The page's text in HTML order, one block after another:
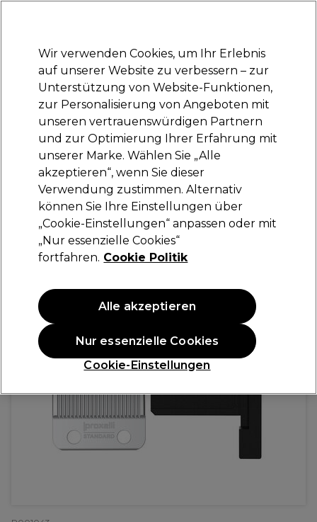
Anmelden
Marken Deals Haare Elektrogeräte Saloneinrichtung
Lieferung und Lieferzeiten
– mehr erfahren
Proxelli Ares Haarschneidegerät Ersatzklinge
1
55,15 €
Wir verwenden Cookies, um Ihr Erlebnis
auf unserer Website zu verbessern – zur
Unterstützung von Website-Funktionen,
zur Personalisierung von Angeboten mit
unseren vertrauenswürdigen Partnern
und zur Optimierung Ihrer Erfahrung mit
unserer Marke. Wählen Sie „Alle
akzeptieren“, wenn Sie dieser
Verwendung zustimmen. Alternativ
können Sie Ihre Einstellungen über
„Cookie-Einstellungen“ anpassen oder mit
„Nur essenzielle Cookies“
fortfahren. Cookie Politik
Cookie-Einstellungen
Nur essenzielle Cookies
Alle akzeptieren